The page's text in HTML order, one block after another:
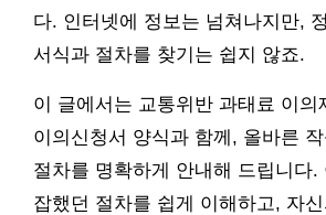
다. 인터넷에 정보는 넘쳐나지만,
서식과 절차를 찾기는 쉽지 않죠.
이 글에서는 교통위반 과태료 이의
이의신청서 양식과 함께, 올바른
절차를 명확하게 안내해 드립니다.
잡했던 절차를 쉽게 이해하고, 자